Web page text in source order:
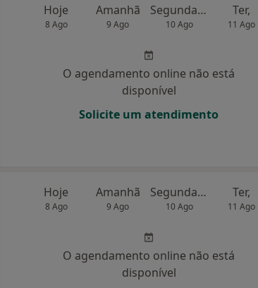
Hoje
8 Ago
Amanhã
9 Ago
Segunda-feira
10 Ago
Ter,
11 Ago
O agendamento online não está
disponível
Solicite um atendimento
Hoje
8 Ago
Amanhã
9 Ago
Segunda-feira
10 Ago
Ter,
11 Ago
O agendamento online não está
disponível